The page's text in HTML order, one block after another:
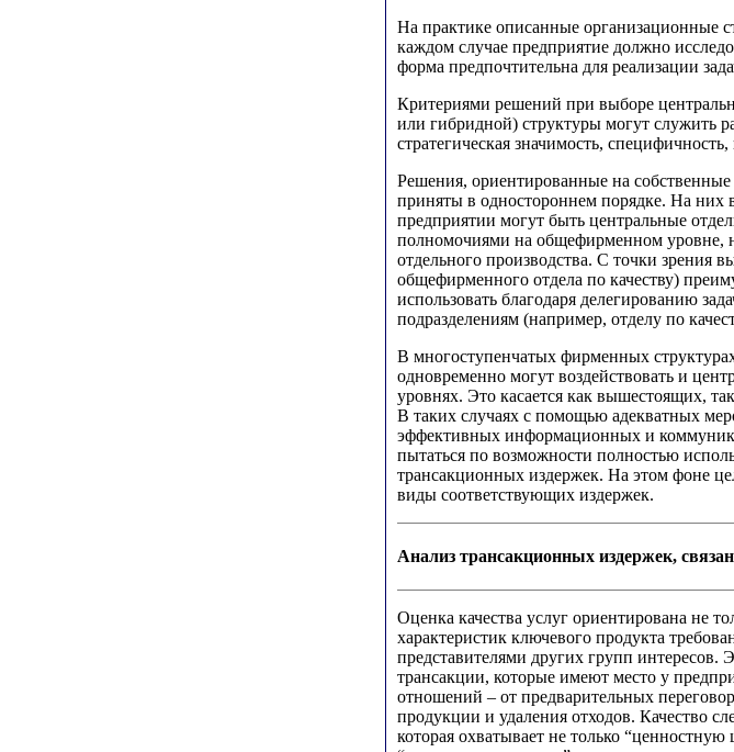
На практике описанные организационные
каждом случае предприятие должно
форма предпочтительна для реализации
Критериями решений при выборе
или гибридной) структуры могут служить
стратегическая значимость,
Решения, ориентированные на
приняты в одностороннем порядке. На них
предприятии могут быть центральные
полномочиями на общефирменном уровне,
отдельного производства. С точки зрения
общефирменного отдела по качеству)
использовать благодаря делегированию
подразделениям (например, отделу по
В многоступенчатых фирменных
одновременно могут воздействовать и
уровнях. Это касается как вышестоящих,
В таких случаях с помощью адекватных
эффективных информационных и
пытаться по возможности полностью
трансакционных издержек. На этом фоне
виды соответствующих издержек.
Анализ трансакционных издержек,
Оценка качества услуг ориентирована не
характеристик ключевого продукта
представителями других групп интересов.
трансакции, которые имеют место у
отношений – от предварительных
продукции и удаления отходов. Качество
которая охватывает не только